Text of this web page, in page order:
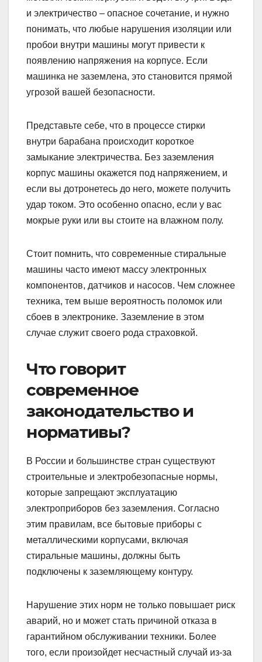
и электричество – опасное сочетание, и нужно
понимать, что любые нарушения изоляции или
пробои внутри машины могут привести к
появлению напряжения на корпусе. Если
машинка не заземлена, это становится прямой
угрозой вашей безопасности.
Представьте себе, что в процессе стирки
внутри барабана происходит короткое
замыкание электричества. Без заземления
корпус машины окажется под напряжением, и
если вы дотронетесь до него, можете получить
удар током. Это особенно опасно, если у вас
мокрые руки или вы стоите на влажном полу.
Стоит помнить, что современные стиральные
машины часто имеют массу электронных
компонентов, датчиков и насосов. Чем сложнее
техника, тем выше вероятность поломок или
сбоев в электронике. Заземление в этом
случае служит своего рода страховкой.
Что говорит
современное
законодательство и
нормативы?
В России и большинстве стран существуют
строительные и электробезопасные нормы,
которые запрещают эксплуатацию
электроприборов без заземления. Согласно
этим правилам, все бытовые приборы с
металлическими корпусами, включая
стиральные машины, должны быть
подключены к заземляющему контуру.
Нарушение этих норм не только повышает риск
аварий, но и может стать причиной отказа в
гарантийном обслуживании техники. Более
того, если произойдет несчастный случай из-за